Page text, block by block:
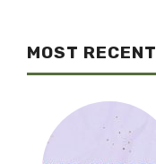
MOST RECENT